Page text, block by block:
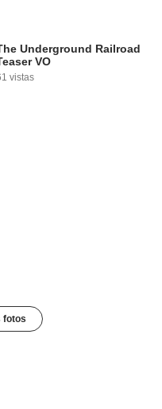
Underground Railroad
VO
vistas
fotos